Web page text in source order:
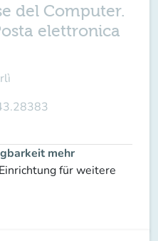
del Computer.
elettronica
mehr
für weitere